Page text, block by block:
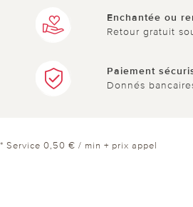
Enchantée ou
Retour gratuit
Paiement
Donnés
* Service 0,50 € / min + prix appel